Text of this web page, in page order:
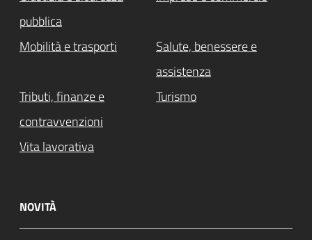
pubblica
Mobilità e trasporti
Salute, benessere e
assistenza
Tributi, finanze e
contravvenzioni
Turismo
Vita lavorativa
NOVITÀ